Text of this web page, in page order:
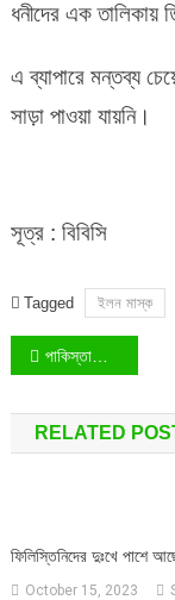
ধনীদের এক তালিকায়
এ ব্যাপারে মন্তব্য
সাড়া পাওয়া যায়নি।
সূত্র : বিবিসি
Tagged ইলন মাস্ক
Post
পাকিস্তানে ৬ উচ্চ পর্যায়ের কর্মকর্তাসহ সামরিক হেলিকপ্টার নিখোঁজ!
RELATED
ফিলিস্তিনিদের দুঃখে পাশে
October 15, 2023